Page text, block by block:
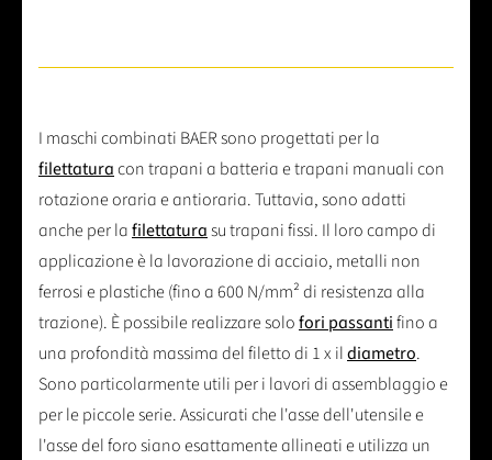
I maschi combinati BAER sono progettati per la
filettaturacon trapani a batteria e trapani manuali con
rotazione oraria e antioraria. Tuttavia, sono adatti
anche per lafilettaturasu trapani fissi. Il loro campo di
applicazione è la lavorazione di acciaio, metalli non
ferrosi e plastiche (fino a 600 N/mm² di resistenza alla
trazione). È possibile realizzare solofori passantifino a
una profondità massima del filetto di 1 x ildiametro.
Sono particolarmente utili per i lavori di assemblaggio e
per le piccole serie. Assicurati che l'asse dell'utensile e
l'asse del foro siano esattamente allineati e utilizza un